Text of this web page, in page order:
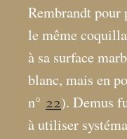
Rembrandt pour
le même
à sa surface
blanc, mais en
n° 22). Demus
à utiliser